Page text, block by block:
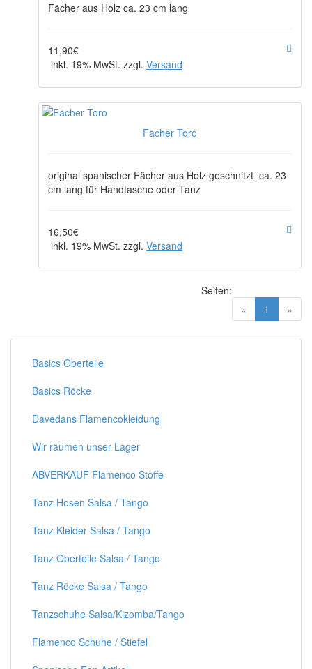
Fächer aus Holz ca. 23 cm lang
11,90€
inkl. 19% MwSt. zzgl. Versand
Fächer Toro
original spanischer Fächer aus Holz geschnitzt ca. 23
cm lang für Handtasche oder Tanz
16,50€
inkl. 19% MwSt. zzgl. Versand
« 1 (current)
»
Seiten:
Basics Oberteile
Basics Röcke
Davedans Flamencokleidung
Wir räumen unser Lager
ABVERKAUF Flamenco Stoffe
Tanz Hosen Salsa / Tango
Tanz Kleider Salsa / Tango
Tanz Oberteile Salsa / Tango
Tanz Röcke Salsa / Tango
Tanzschuhe Salsa/Kizomba/Tango
Flamenco Schuhe / Stiefel